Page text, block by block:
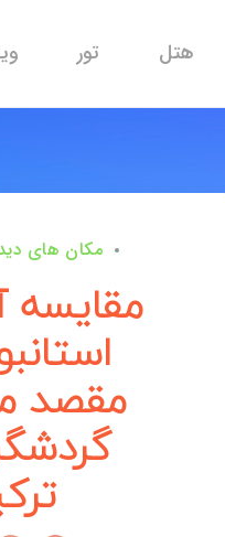
هتل تور
مکان های
مقایسه
مقصد